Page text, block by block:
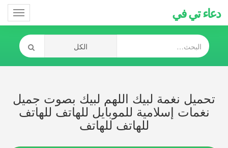
دعاء تي في
تحميل نغمة لبيك اللهم لبيك بصوت جميل
نغمات إسلامية للموبايل للهاتف للهاتف
للهاتف للهاتف